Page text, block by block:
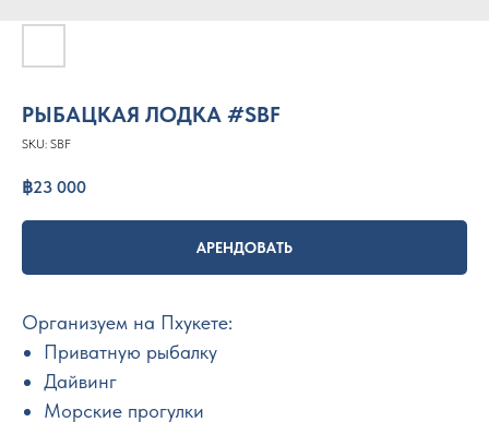
РЫБАЦКАЯ ЛОДКА #SBF
SKU: SBF
฿23 000
АРЕНДОВАТЬ
Организуем на Пхукете:
Приватную рыбалку
Дайвинг
Морские прогулки